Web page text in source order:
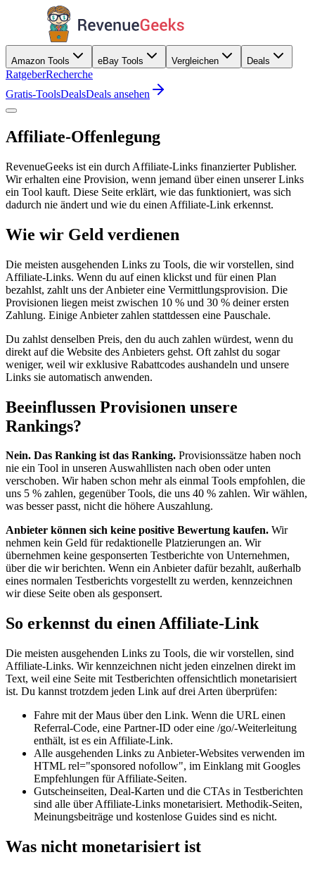
Amazon Tools eBay Tools Vergleichen Deals
RatgeberRecherche
Gratis-ToolsDealsDeals ansehen
Affiliate-Offenlegung
RevenueGeeks ist ein durch Affiliate-Links finanzierter Publisher.
Wir erhalten eine Provision, wenn jemand über einen unserer Links
ein Tool kauft. Diese Seite erklärt, wie das funktioniert, was sich
dadurch nie ändert und wie du einen Affiliate-Link erkennst.
Wie wir Geld verdienen
Die meisten ausgehenden Links zu Tools, die wir vorstellen, sind
Affiliate-Links. Wenn du auf einen klickst und für einen Plan
bezahlst, zahlt uns der Anbieter eine Vermittlungsprovision. Die
Provisionen liegen meist zwischen 10 % und 30 % deiner ersten
Zahlung. Einige Anbieter zahlen stattdessen eine Pauschale.
Du zahlst denselben Preis, den du auch zahlen würdest, wenn du
direkt auf die Website des Anbieters gehst. Oft zahlst du sogar
weniger, weil wir exklusive Rabattcodes aushandeln und unsere
Links sie automatisch anwenden.
Beeinflussen Provisionen unsere
Rankings?
Nein. Das Ranking ist das Ranking. Provisionssätze haben noch
nie ein Tool in unseren Auswahllisten nach oben oder unten
verschoben. Wir haben schon mehr als einmal Tools empfohlen, die
uns 5 % zahlen, gegenüber Tools, die uns 40 % zahlen. Wir wählen,
was besser passt, nicht die höhere Auszahlung.
Anbieter können sich keine positive Bewertung kaufen. Wir
nehmen kein Geld für redaktionelle Platzierungen an. Wir
übernehmen keine gesponserten Testberichte von Unternehmen,
über die wir berichten. Wenn ein Anbieter dafür bezahlt, außerhalb
eines normalen Testberichts vorgestellt zu werden, kennzeichnen
wir diese Seite oben als gesponsert.
So erkennst du einen Affiliate-Link
Die meisten ausgehenden Links zu Tools, die wir vorstellen, sind
Affiliate-Links. Wir kennzeichnen nicht jeden einzelnen direkt im
Text, weil eine Seite mit Testberichten offensichtlich monetarisiert
ist. Du kannst trotzdem jeden Link auf drei Arten überprüfen:
Fahre mit der Maus über den Link. Wenn die URL einen
Referral-Code, eine Partner-ID oder eine /go/-Weiterleitung
enthält, ist es ein Affiliate-Link.
Alle ausgehenden Links zu Anbieter-Websites verwenden im
HTML rel="sponsored nofollow", im Einklang mit Googles
Empfehlungen für Affiliate-Seiten.
Gutscheinseiten, Deal-Karten und die CTAs in Testberichten
sind alle über Affiliate-Links monetarisiert. Methodik-Seiten,
Meinungsbeiträge und kostenlose Guides sind es nicht.
Was nicht monetarisiert ist